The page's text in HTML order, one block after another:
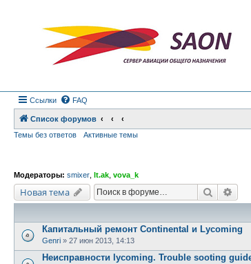
Ссылки FAQ
Список форумов
Темы без ответов
Активные темы
Модераторы: smixer lt.ak vova_k
Новая тема Поиск
Капитальный ремонт Continental и Lycoming
Genri » 27 июн 2013, 14:13
Неисправности lycoming. Trouble sooting